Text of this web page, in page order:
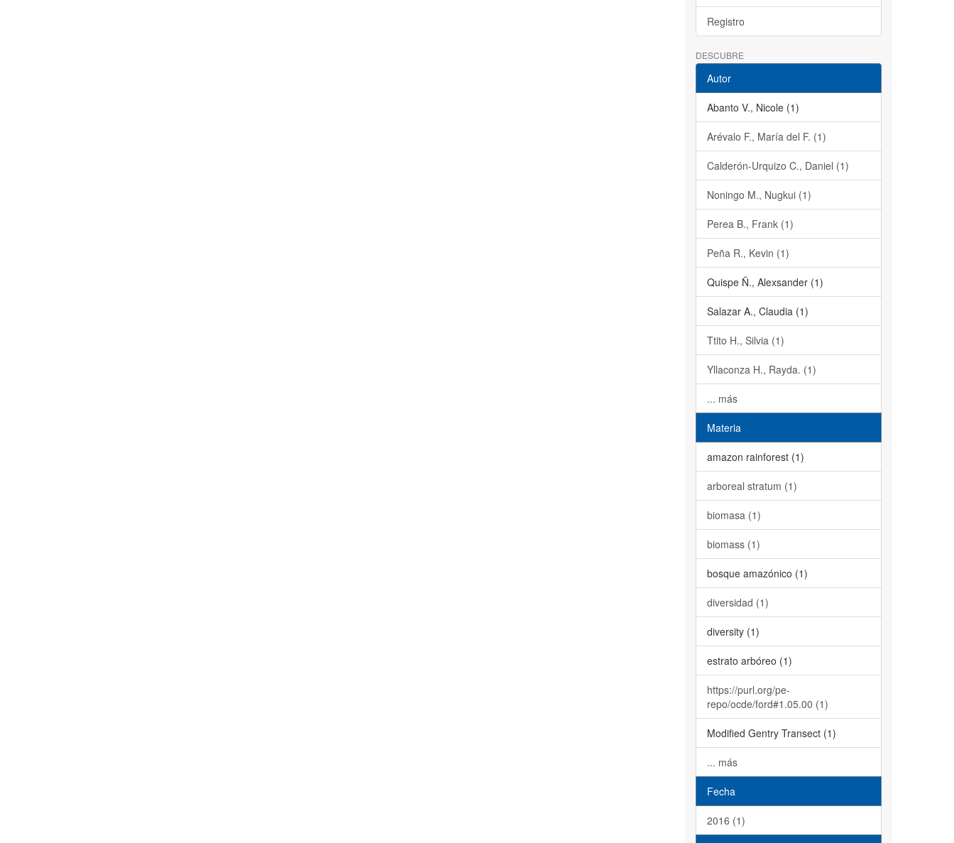
Registro
DESCUBRE
Autor
Abanto V., Nicole (1)
Arévalo F., María del F. (1)
Calderón-Urquizo C., Daniel (1)
Noningo M., Nugkui (1)
Perea B., Frank (1)
Peña R., Kevin (1)
Quispe Ñ., Alexsander (1)
Salazar A., Claudia (1)
Ttito H., Silvia (1)
Yllaconza H., Rayda. (1)
... más
Materia
amazon rainforest (1)
arboreal stratum (1)
biomasa (1)
biomass (1)
bosque amazónico (1)
diversidad (1)
diversity (1)
estrato arbóreo (1)
https://purl.org/pe-
repo/ocde/ford#1.05.00 (1)
Modified Gentry Transect (1)
... más
Fecha
2016 (1)